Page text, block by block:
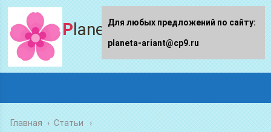
Planeta-ariant
Главная › Статьи
Для любых предложений по сайту:
planeta-ariant@cp9.ru